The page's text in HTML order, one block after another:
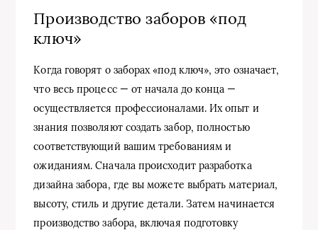
Производство заборов «под
ключ»
Когда говорят о заборах «под ключ», это означает,
что весь процесс — от начала до конца —
осуществляется профессионалами. Их опыт и
знания позволяют создать забор, полностью
соответствующий вашим требованиям и
ожиданиям. Сначала происходит разработка
дизайна забора, где вы можете выбрать материал,
высоту, стиль и другие детали. Затем начинается
производство забора, включая подготовку